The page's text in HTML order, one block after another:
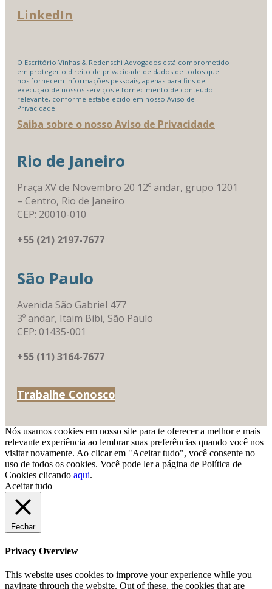
LinkedIn
O Escritório Vinhas & Redenschi Advogados está comprometido
em proteger o direito de privacidade de dados de todos que
nos fornecem informações pessoais, apenas para fins de
execução de nossos serviços e fornecimento de conteúdo
relevante, conforme estabelecido em nosso Aviso de
Privacidade.
Saiba sobre o nosso Aviso de Privacidade
Rio de Janeiro
Praça XV de Novembro 20 12º andar, grupo 1201
– Centro, Rio de Janeiro
CEP: 20010-010
+55 (21) 2197-7677
São Paulo
Avenida São Gabriel 477
3º andar, Itaim Bibi, São Paulo
CEP: 01435-001
+55 (11) 3164-7677
Trabalhe Conosco
Nós usamos cookies em nosso site para te oferecer a melhor e mais
relevante experiência ao lembrar suas preferências quando você nos
visitar novamente. Ao clicar em "Aceitar tudo", você consente no
uso de todos os cookies. Você pode ler a página de Política de
Cookies clicando aqui.
Aceitar tudo
Fechar
Privacy Overview
This website uses cookies to improve your experience while you
navigate through the website. Out of these, the cookies that are